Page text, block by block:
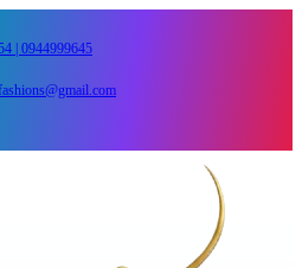
| 0944999645